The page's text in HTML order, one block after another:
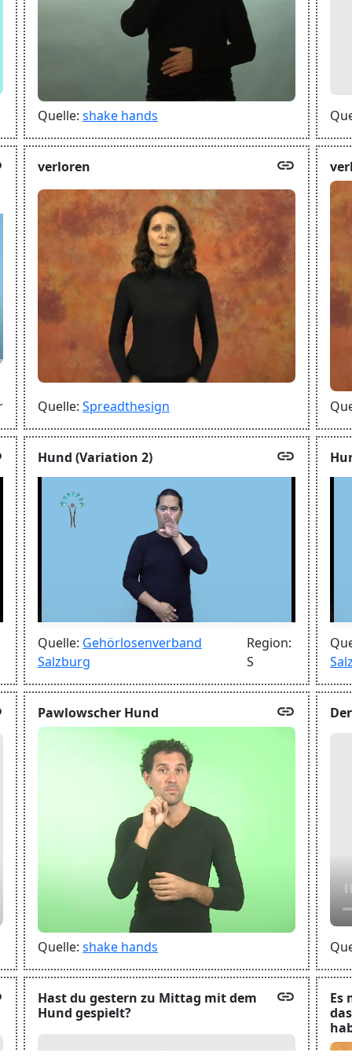
Quelle: shake hands
verloren link
Quelle: Spreadthesign
Hund (Variation 2) link
Quelle: Gehörlosenverband
Salzburg
Region:
S
Pawlowscher Hund link
Quelle: shake hands
Hast du gestern zu Mittag mit dem
Hund gespielt?
link
Es